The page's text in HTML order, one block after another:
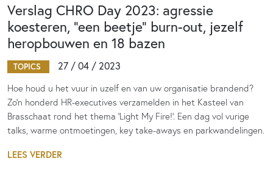
Verslag CHRO Day 2023: agressie
koesteren, “een beetje” burn-out, jezelf
heropbouwen en 18 bazen
TOPICS 27 / 04 / 2023
Hoe houd u het vuur in uzelf en van uw organisatie brandend?
Zo'n honderd HR-executives verzamelden in het Kasteel van
Brasschaat rond het thema 'Light My Fire!'. Een dag vol vurige
talks, warme ontmoetingen, key take-aways en parkwandelingen.
LEES VERDER